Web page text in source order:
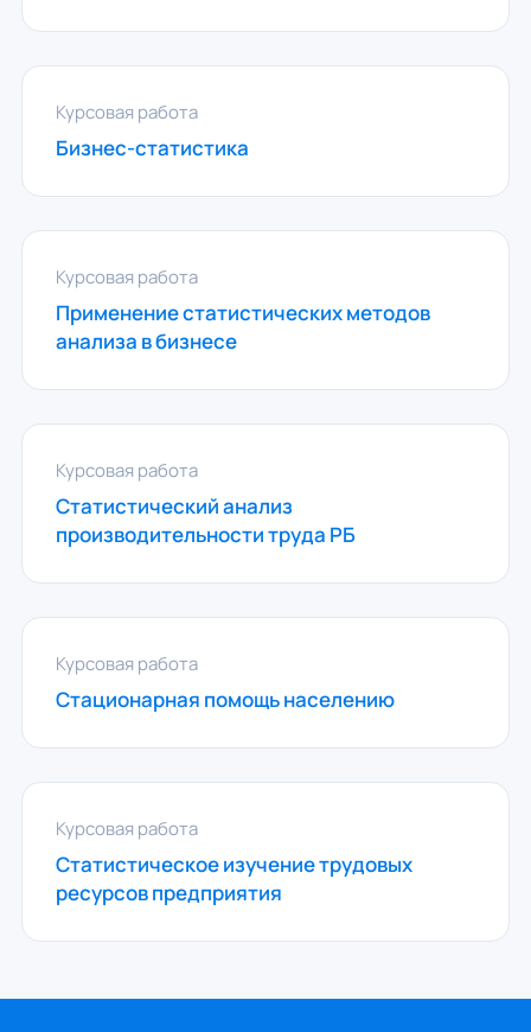
Курсовая работа
Бизнес-статистика
Курсовая работа
Применение статистических методов
анализа в бизнесе
Курсовая работа
Статистический анализ
производительности труда РБ
Курсовая работа
Стационарная помощь населению
Курсовая работа
Статистическое изучение трудовых
ресурсов предприятия